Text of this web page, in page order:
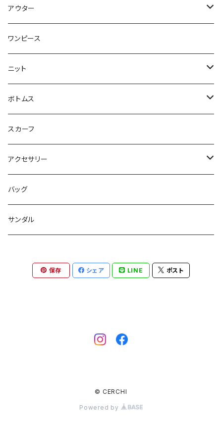
トップス
ブラウス
Tシャツ
アウター
ジャケット
コート
ジレ
ブルゾン
ワンピース
ニット
ニット
カットソー
カーディガン
ジレ
ワンピース
ボトムス
スカート
パンツ
スカーフ
アクセサリー
ネックレス
バングル
スリッパ
バッグ
サンダル
保存 シェア LINE ポスト
© CERCHI
Powered by